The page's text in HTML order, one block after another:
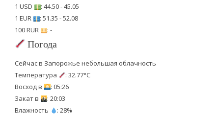
1 USD
: 44.50 - 45.05
1 EUR
: 51.35 - 52.08
100 RUR
: -
Погода
Сейчас в Запорожье небольшая облачность
Температура
: 32.77°C
Восход в
: 05:26
Закат в
: 20:03
Влажность
: 28%